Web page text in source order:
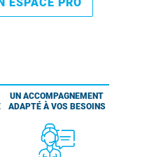
ESPACE PRO
UN ACCOMPAGNEMENT
ADAPTÉ À VOS BESOINS